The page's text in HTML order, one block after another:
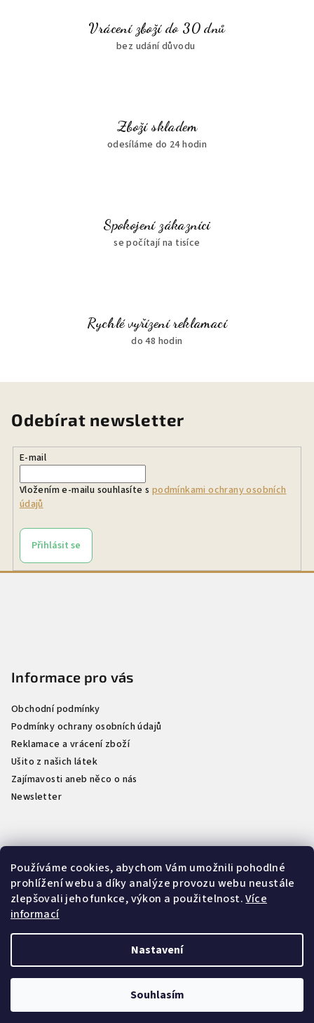
Používáme cookies, abychom Vám umožnili pohodlné
prohlížení webu a díky analýze provozu webu neustále
zlepšovali jeho funkce, výkon a použitelnost.Více
informací
Nastavení
Souhlasím
Vrácení zboží do 30 dnů
bez udání důvodu
Zboží skladem
odesíláme do 24 hodin
Spokojení zákazníci
se počítají na tisíce
Rychlé vyřízení reklamací
do 48 hodin
Odebírat newsletter
E-mail
Vložením e-mailu souhlasíte s podmínkami ochrany osobních
údajů
Přihlásit se
Informace pro vás
Obchodní podmínky
Podmínky ochrany osobních údajů
Reklamace a vrácení zboží
Ušito z našich látek
Zajímavosti aneb něco o nás
Newsletter
Kontakt
info @naselatky.cz
733 712 333
Vytvořil Shoptet